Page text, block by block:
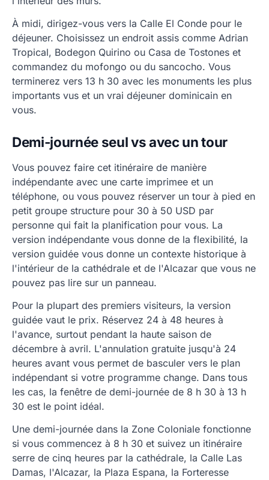
À midi, dirigez-vous vers la Calle El Conde pour le
déjeuner. Choisissez un endroit assis comme Adrian
Tropical, Bodegon Quirino ou Casa de Tostones et
commandez du mofongo ou du sancocho. Vous
terminerez vers 13 h 30 avec les monuments les plus
importants vus et un vrai déjeuner dominicain en
vous.
Demi-journée seul vs avec un tour
Vous pouvez faire cet itinéraire de manière
indépendante avec une carte imprimee et un
téléphone, ou vous pouvez réserver un tour à pied en
petit groupe structure pour 30 à 50 USD par
personne qui fait la planification pour vous. La
version indépendante vous donne de la flexibilité, la
version guidée vous donne un contexte historique à
l'intérieur de la cathédrale et de l'Alcazar que vous ne
pouvez pas lire sur un panneau.
Pour la plupart des premiers visiteurs, la version
guidée vaut le prix. Réservez 24 à 48 heures à
l'avance, surtout pendant la haute saison de
décembre à avril. L'annulation gratuite jusqu'à 24
heures avant vous permet de basculer vers le plan
indépendant si votre programme change. Dans tous
les cas, la fenêtre de demi-journée de 8 h 30 à 13 h
30 est le point idéal.
Une demi-journée dans la Zone Coloniale fonctionne
si vous commencez à 8 h 30 et suivez un itinéraire
serre de cinq heures par la cathédrale, la Calle Las
Damas, l'Alcazar, la Plaza Espana, la Forteresse